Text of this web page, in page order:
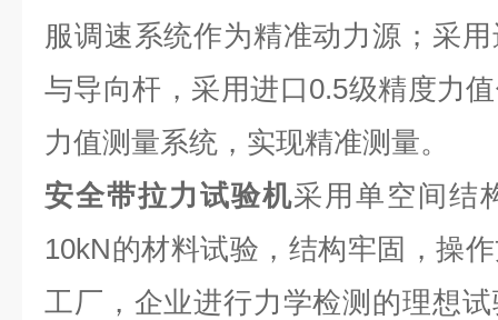
服调速系统作为精准动力源；采
与导向杆，采用进口0.5级精度力
力值测量系统，实现精准测量。
安全带拉力试验机采用单空间结
10kN的材料试验，结构牢固，操
工厂，企业进行力学检测的理想